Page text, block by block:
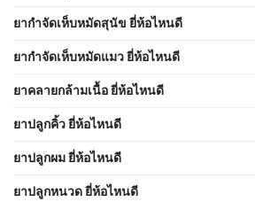
ยากำจัดเห็บหมัดสุนัข ยี่ห้อไหนดี
ยากำจัดเห็บหมัดแมว ยี่ห้อไหนดี
ยาคลายกล้ามเนื้อ ยี่ห้อไหนดี
ยาปลูกคิ้ว ยี่ห้อไหนดี
ยาปลูกผม ยี่ห้อไหนดี
ยาปลูกหนวด ยี่ห้อไหนดี